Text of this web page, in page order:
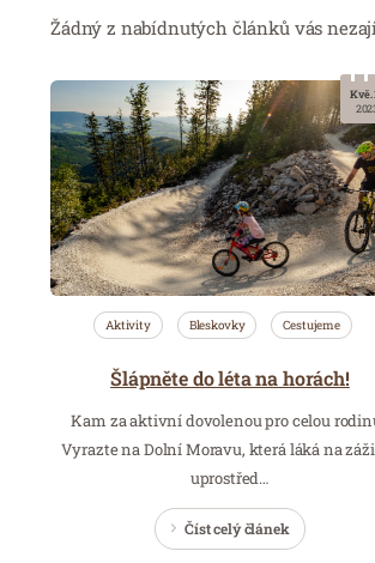
Žádný z nabídnutých článků vás
Aktivity Bleskovky Cestujeme
Šlápněte do léta na horách!
Kam za aktivní dovolenou pro celou
Vyrazte na Dolní Moravu, která láká na
uprostřed…
Číst celý článek
Kvě.